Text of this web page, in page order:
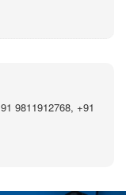
9811912768, +91